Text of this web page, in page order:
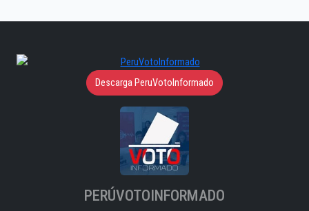
Descarga PeruVotoInformado
PERÚVOTOINFORMADO